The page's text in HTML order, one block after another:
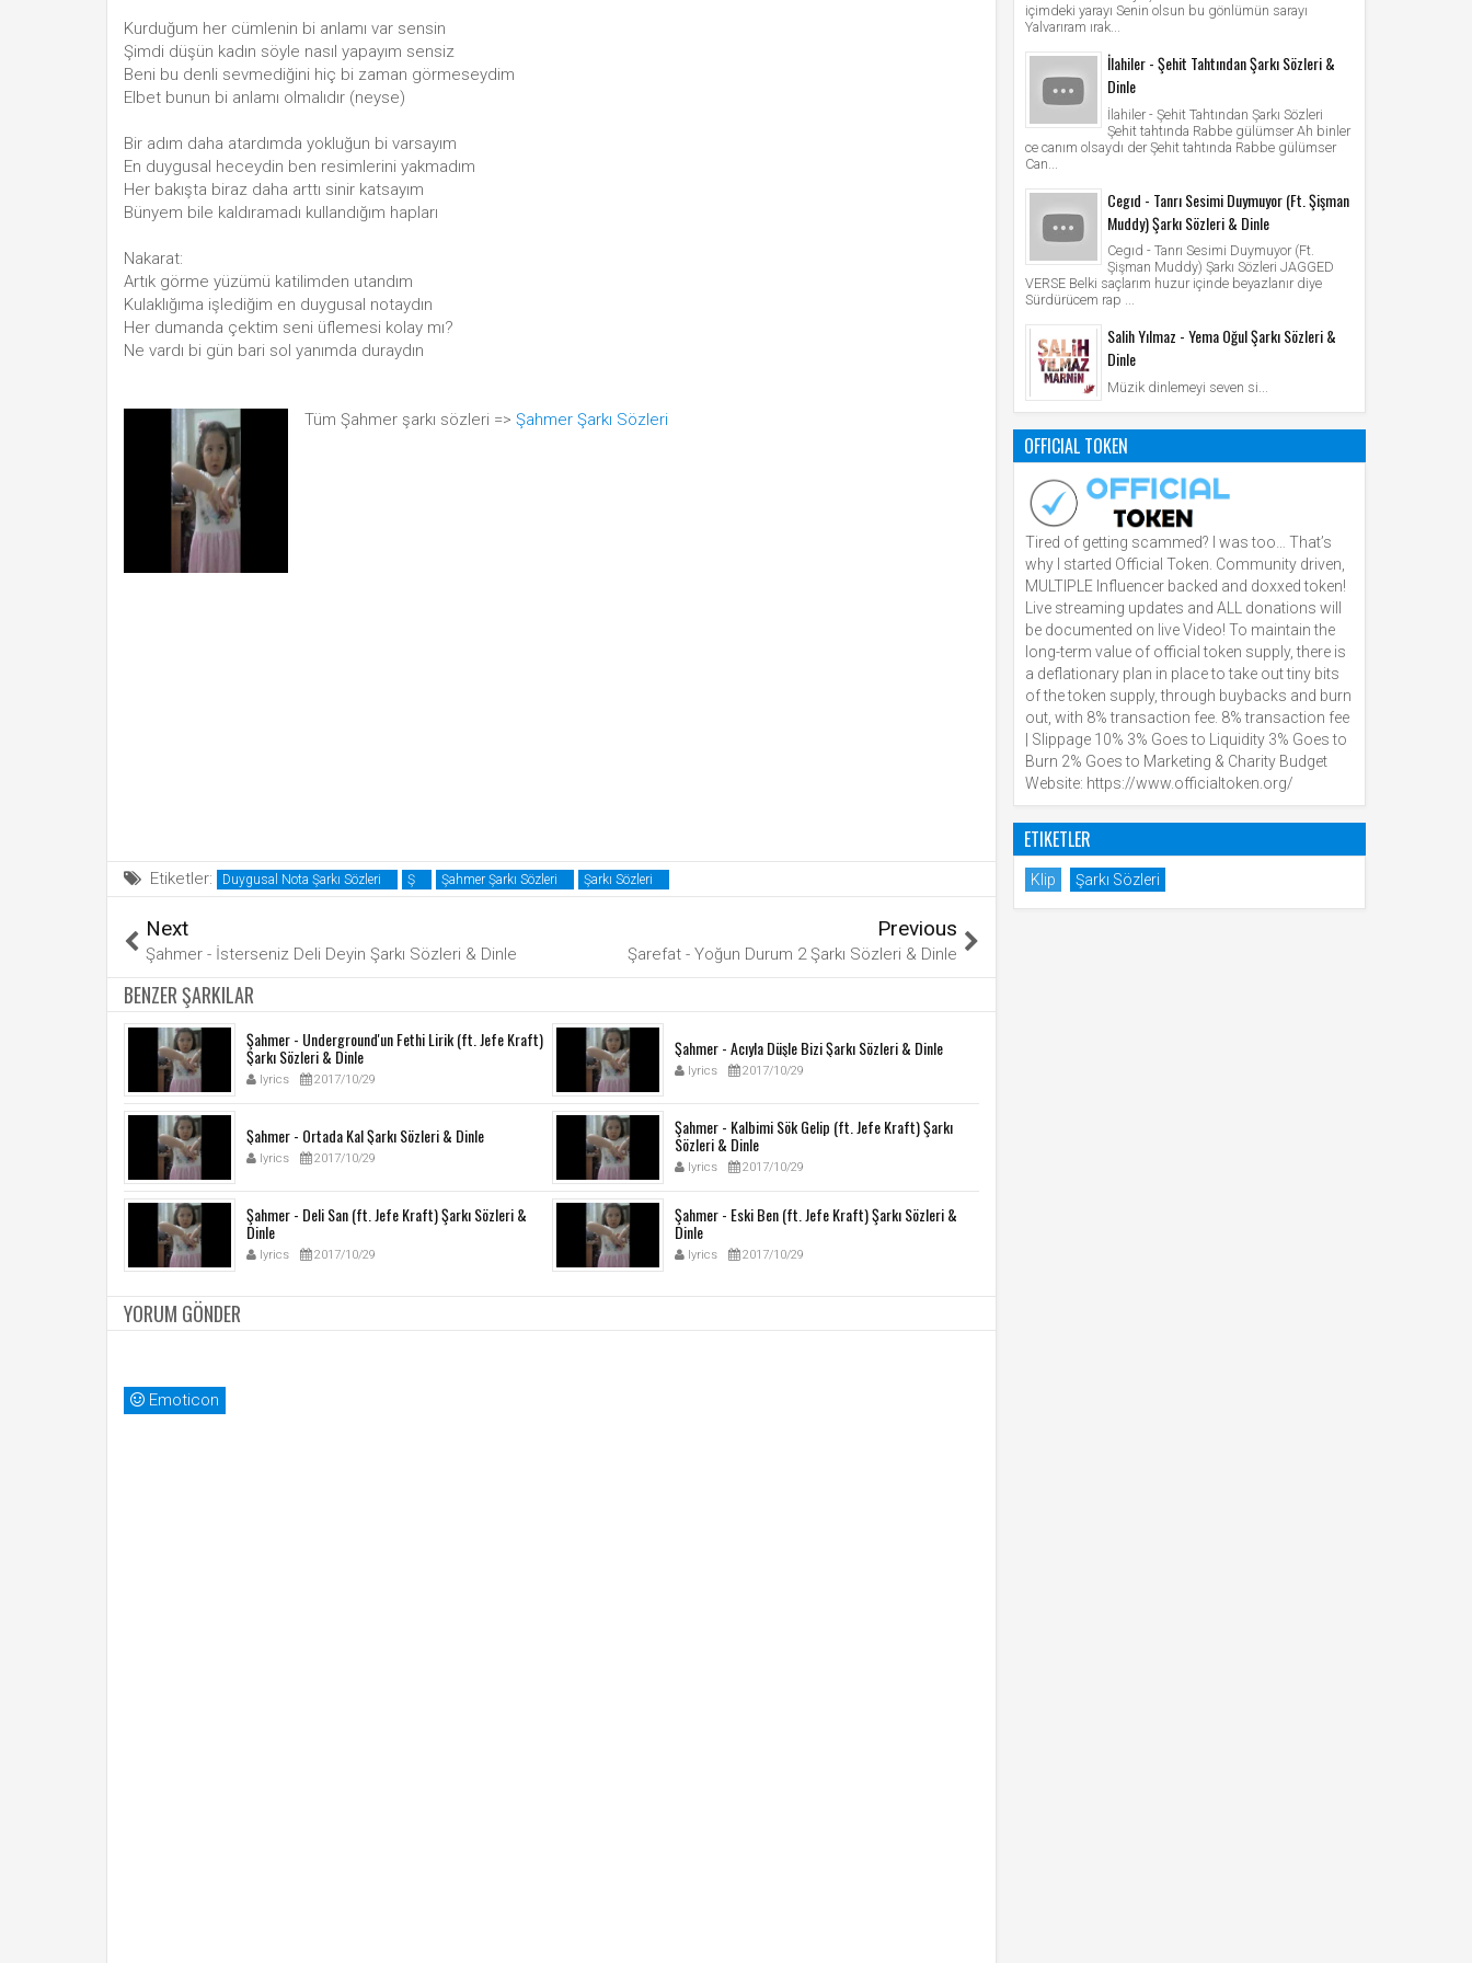
Kurduğum her cümlenin bi anlamı var sensin
Şimdi düşün kadın söyle nasıl yapayım sensiz
Beni bu denli sevmediğini hiç bi zaman görmeseydim
Elbet bunun bi anlamı olmalıdır (neyse)
Bir adım daha atardımda yokluğun bi varsayım
En duygusal heceydin ben resimlerini yakmadım
Her bakışta biraz daha arttı sinir katsayım
Bünyem bile kaldıramadı kullandığım hapları
Nakarat:
Artık görme yüzümü katilimden utandım
Kulaklığıma işlediğim en duygusal notaydın
Her dumanda çektim seni üflemesi kolay mı?
Ne vardı bi gün bari sol yanımda duraydın
Tüm Şahmer şarkı sözleri => Şahmer Şarkı Sözleri
Etiketler: Duygusal Nota Şarkı Sözleri Ş Şahmer Şarkı Sözleri Şarkı Sözleri
Next
Şahmer - İsterseniz Deli Deyin Şarkı Sözleri & Dinle
Previous
Şarefat - Yoğun Durum 2 Şarkı Sözleri & Dinle
BENZER ŞARKILAR
Şahmer - Underground'un Fethi Lirik (ft. Jefe Kraft)
Şarkı Sözleri & Dinle
lyrics 2017/10/29
Şahmer - Acıyla Düşle Bizi Şarkı Sözleri & Dinle
lyrics 2017/10/29
Şahmer - Ortada Kal Şarkı Sözleri & Dinle
lyrics 2017/10/29
Şahmer - Kalbimi Sök Gelip (ft. Jefe Kraft) Şarkı
Sözleri & Dinle
lyrics 2017/10/29
Şahmer - Deli San (ft. Jefe Kraft) Şarkı Sözleri &
Dinle
lyrics 2017/10/29
Şahmer - Eski Ben (ft. Jefe Kraft) Şarkı Sözleri &
Dinle
lyrics 2017/10/29
YORUM GÖNDER
Emoticon
içimdeki yarayı Senin olsun bu gönlümün sarayı
Yalvarıram ırak...
İlahiler - Şehit Tahtından Şarkı Sözleri &
Dinle
İlahiler - Şehit Tahtından Şarkı Sözleri
Şehit tahtında Rabbe gülümser Ah binler
ce canım olsaydı der Şehit tahtında Rabbe gülümser
Can...
Cegıd - Tanrı Sesimi Duymuyor (Ft. Şişman
Muddy) Şarkı Sözleri & Dinle
Cegıd - Tanrı Sesimi Duymuyor (Ft.
Şişman Muddy) Şarkı Sözleri JAGGED
VERSE Belki saçlarım huzur içinde beyazlanır diye
Sürdürücem rap ...
Salih Yılmaz - Yema Oğul Şarkı Sözleri &
Dinle
Müzik dinlemeyi seven si...
OFFICIAL TOKEN
Tired of getting scammed? I was too… That’s
why I started Official Token. Community driven,
MULTIPLE Influencer backed and doxxed token!
Live streaming updates and ALL donations will
be documented on live Video! To maintain the
long-term value of official token supply, there is
a deflationary plan in place to take out tiny bits
of the token supply, through buybacks and burn
out, with 8% transaction fee. 8% transaction fee
| Slippage 10% 3% Goes to Liquidity 3% Goes to
Burn 2% Goes to Marketing & Charity Budget
Website: https://www.officialtoken.org/
ETIKETLER
Klip Şarkı Sözleri